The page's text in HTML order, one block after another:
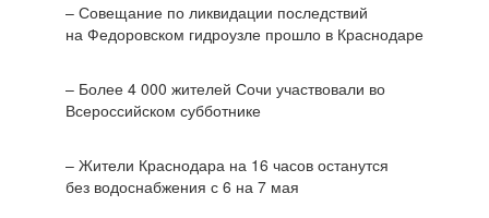
– Совещание по ликвидации последствий
на Федоровском гидроузле прошло в Краснодаре
– Более 4 000 жителей Сочи участвовали во
Всероссийском субботнике
– Жители Краснодара на 16 часов останутся
без водоснабжения с 6 на 7 мая